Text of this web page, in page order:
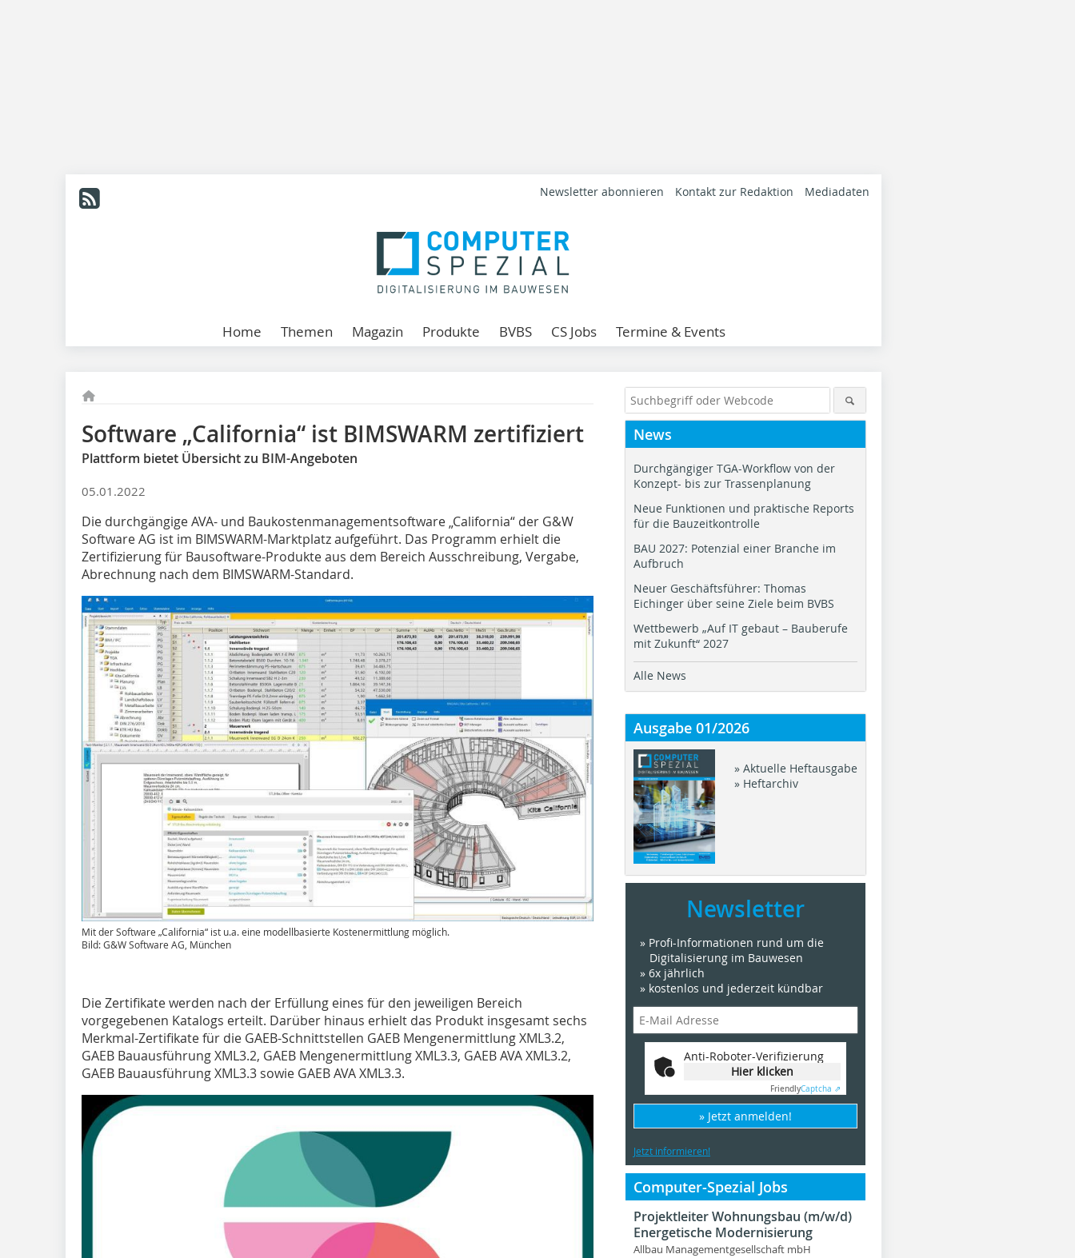
Newsletter abonnieren Kontakt zur Redaktion Mediadaten
Home Themen Magazin Produkte BVBS CS Jobs Termine & Events
Software „California“ ist BIMSWARM zertifiziert
Plattform bietet Übersicht zu BIM-Angeboten
05.01.2022
Die durchgängige AVA- und Baukostenmanagementsoftware „California“ der G&W
Software AG ist im BIMSWARM-Marktplatz aufgeführt. Das Programm erhielt die
Zertifizierung für Bausoftware-Produkte aus dem Bereich Ausschreibung, Vergabe,
Abrechnung nach dem BIMSWARM-Standard.
Mit der Software „California“ ist u.a. eine modellbasierte Kostenermittlung möglich.
Bild: G&W Software AG, München
Die Zertifikate werden nach der Erfüllung eines für den jeweiligen Bereich
vorgegebenen Katalogs erteilt. Darüber hinaus erhielt das Produkt insgesamt sechs
Merkmal-Zertifikate für die GAEB-Schnittstellen GAEB Mengenermittlung XML3.2,
GAEB Bauausführung XML3.2, GAEB Mengenermittlung XML3.3, GAEB AVA XML3.2,
GAEB Bauausführung XML3.3 sowie GAEB AVA XML3.3.
News
Durchgängiger TGA-Workflow von der
Konzept- bis zur Trassenplanung
Neue Funktionen und praktische Reports
für die Bauzeitkontrolle
BAU 2027: Potenzial einer Branche im
Aufbruch
Neuer Geschäftsführer: Thomas
Eichinger über seine Ziele beim BVBS
Wettbewerb „Auf IT gebaut – Bauberufe
mit Zukunft“ 2027
Alle News
Ausgabe 01/2026
» Aktuelle Heftausgabe
» Heftarchiv
Newsletter
» Profi-Informationen rund um die
Digitalisierung im Bauwesen
» 6x jährlich
» kostenlos und jederzeit kündbar
Anti-Roboter-Verifizierung
Hier klicken
FriendlyCaptcha ⇗
» Jetzt anmelden!
Jetzt informieren!
Computer-Spezial Jobs
Projektleiter Wohnungsbau (m/w/d)
Energetische Modernisierung
Allbau Managementgesellschaft mbH